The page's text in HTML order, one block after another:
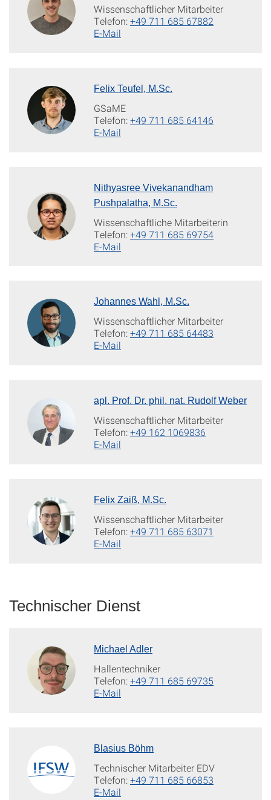
Wissenschaftlicher Mitarbeiter
Telefon:+49 711 685 67882
E-Mail
Felix Teufel, M.Sc.
GSaME
Telefon:+49 711 685 64146
E-Mail
Nithyasree Vivekanandham
Pushpalatha, M.Sc.
Wissenschaftliche Mitarbeiterin
Telefon:+49 711 685 69754
E-Mail
Johannes Wahl, M.Sc.
Wissenschaftlicher Mitarbeiter
Telefon:+49 711 685 64483
E-Mail
apl. Prof. Dr. phil. nat. Rudolf Weber
Wissenschaftlicher Mitarbeiter
Telefon:+49 162 1069836
E-Mail
Felix Zaiß, M.Sc.
Wissenschaftlicher Mitarbeiter
Telefon:+49 711 685 63071
E-Mail
Technischer Dienst
Michael Adler
Hallentechniker
Telefon:+49 711 685 69735
E-Mail
Blasius Böhm
Technischer Mitarbeiter EDV
Telefon:+49 711 685 66853
E-Mail